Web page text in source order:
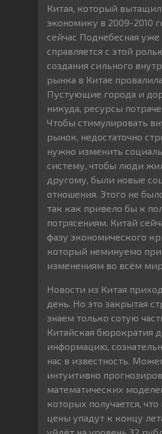
Китая, который
экономику в 2009-2010
сейчас Поднебесная уже
справляется с этой
создания сильного
рынка в Китае
Пустующие города и
никуда, ресурсы
Чтобы стимулировать
рынок, недостаточно
нужно изменить
систему, чтобы люди
другому, были новые
отношения. Этого не
так как привело бы к
потрясениям. Китай
фазу экономического
который неминуемо
изменениям во всём
Новости из Китая
день. Но это закрытая
знаем только сотую
Китайская бюрократия
информацию,
нас в известность.
интуитивно
математических
которых получается,
цены упадут к концу
уйдёт на уровень 32